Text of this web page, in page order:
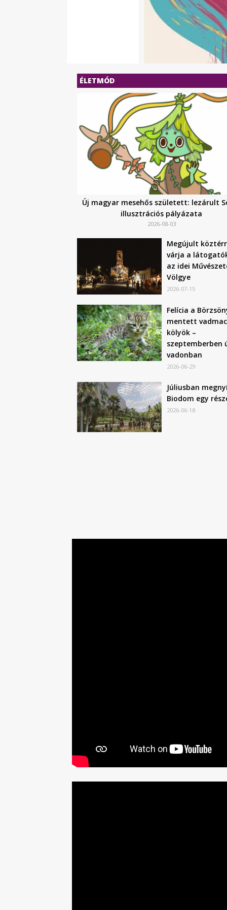
ÉLETMÓD
Új magyar mesehős született: lezárult
illusztrációs pályázata
2026-08-03
Megújult
várja a
az idei
Völgye
2026-07-15
Felícia a
mentett
kölyök –
szeptemberben
vadonban
2026-06-29
Júliusban
Biodom egy
2026-06-18